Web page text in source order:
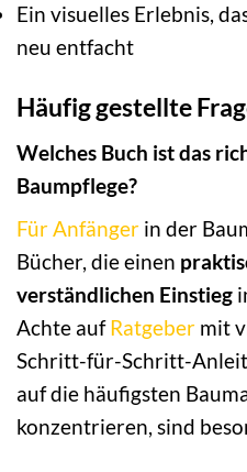
Ein visuelles Erlebnis,
neu entfacht
Häufig gestellte
Welches Buch ist das
Baumpflege?
Für Anfänger in der
Bücher, die einen
verständlichen Einstieg
Achte aufRatgeber mit
Schritt-für-Schritt-
auf die häufigsten
konzentrieren, sind